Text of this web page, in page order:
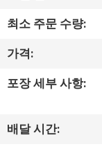
사
공
최소 주문 수량:
가격:
포장 세부 사항:
배달 시간: